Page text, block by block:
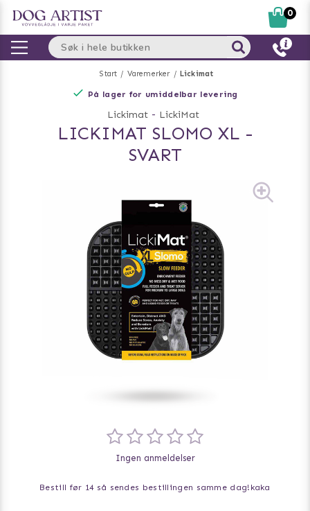
Start Varemerker Lickimat
På lager for umiddelbar levering
Lickimat - LickiMat
LICKIMAT SLOMO XL -
SVART
Ingen anmeldelser
Bestill før 14 så sendes bestillingen samme dag! kaka
0